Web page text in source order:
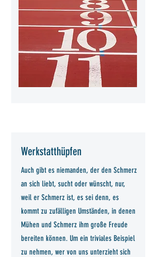
Werkstatthüpfen
Auch gibt es niemanden, der den Schmerz
an sich liebt, sucht oder wünscht, nur,
weil er Schmerz ist, es sei denn, es
kommt zu zufälligen Umständen, in denen
Mühen und Schmerz ihm große Freude
bereiten können. Um ein triviales Beispiel
zu nehmen, wer von uns unterzieht sich